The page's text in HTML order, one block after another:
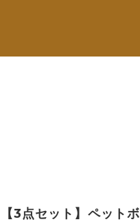
【3点セット】ペット